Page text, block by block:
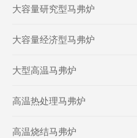
大容量研究型马弗炉
大容量经济型马弗炉
大型高温马弗炉
高温热处理马弗炉
高温烧结马弗炉